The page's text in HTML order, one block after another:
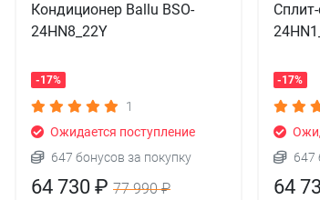
Кондиционер Ballu BSO-
24HN8_22Y
-17%
1
Ожидается поступление
647 бонусов за покупку
64 730 ₽ 77 990 ₽
-17%
647
64